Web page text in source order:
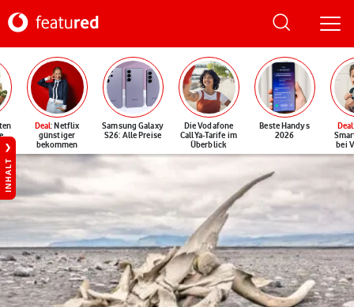
Deal: Netflix
günstiger
bekommen
Samsung Galaxy
S26: Alle Preise
Die Vodafone
CallYa-Tarife im
Überblick
Beste Handys
2026
Deal
bei
INHALT